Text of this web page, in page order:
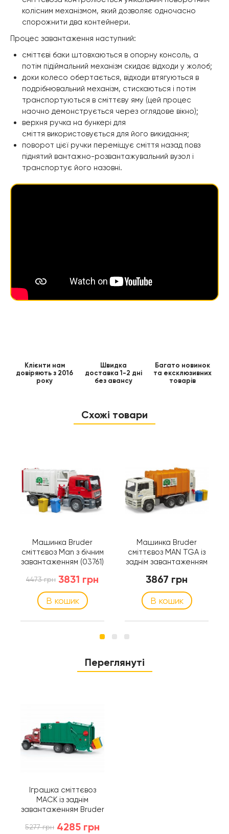
колісним механізмом, який дозволяє одночасно
спорожнити два контейнери.
Процес завантаження наступний:
сміттєві баки штовхаються в опорну консоль, а
потім підіймальний механізм скидає відходи у жолоб;
доки колесо обертається, відходи втягуються в
подрібнювальний механізм, стискаються і потім
транспортуються в сміттєву яму (цей процес
наочно демонструється через оглядове вікно);
верхня ручка на бункері для
сміття використовується для його викидання;
поворот цієї ручки переміщує сміття назад повз
піднятий вантажно-розвантажувальний вузол і
транспортує його назовні.
Клієнти нам
довіряють з 2016
року
Швидка
доставка 1-2 дні
без авансу
Багато новинок
та ексклюзивних
товарів
Схожі товари
Машинка Bruder
сміттєвоз Man з бічним
завантаженням (03761)
4473 грн 3831 грн
В кошик
Машинка Bruder
сміттєвоз MAN TGA із
заднім завантаженням
3867 грн
В кошик
Переглянуті
Іграшка сміттєвоз
MACK із заднім
завантаженням Bruder
5277 грн 4285 грн